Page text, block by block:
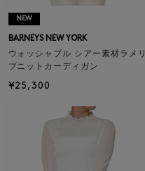
NEW
BARNEYS NEW YORK
ウォッシャブル シアー素材ラメリ
ブニットカーディガン
¥25,300